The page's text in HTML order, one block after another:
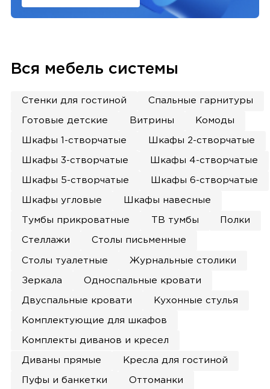
Вся мебель системы
Стенки для гостиной Спальные гарнитуры
Готовые детские Витрины Комоды
Шкафы 1-створчатые Шкафы 2-створчатые
Шкафы 3-створчатые Шкафы 4-створчатые
Шкафы 5-створчатые Шкафы 6-створчатые
Шкафы угловые Шкафы навесные
Тумбы прикроватные ТВ тумбы Полки
Стеллажи Столы письменные
Столы туалетные Журнальные столики
Зеркала Односпальные кровати
Двуспальные кровати Кухонные стулья
Комплектующие для шкафов
Комплекты диванов и кресел
Диваны прямые Кресла для гостиной
Пуфы и банкетки Оттоманки